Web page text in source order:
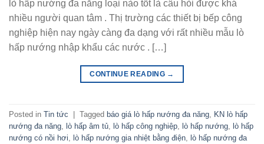
lò hấp nướng đa năng loại nào tốt là câu hỏi được khá
nhiều người quan tâm . Thị trường các thiết bị bếp công
nghiệp hiện nay ngày càng đa dạng với rất nhiều mẫu lò
hấp nướng nhập khẩu các nước . […]
CONTINUE READING →
Posted in Tin tức Tagged báo giá lò hấp nướng đa năng
KN lò hấp
nướng đa năng
lò hấp âm tủ lò hấp công nghiệp lò hấp nướng
lò hấp
nướng có nồi hơi
lò hấp nướng gia nhiệt bằng điện
lò hấp nướng đa